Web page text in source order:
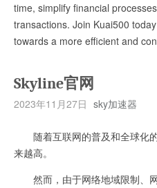
time, simplify financial
transactions. Join Kuai500
towards a more efficient and
Skyline官网
2023年11月27日 sky加速器
随着互联网的普及和全球化
来越高。
然而，由于网络地域限制、